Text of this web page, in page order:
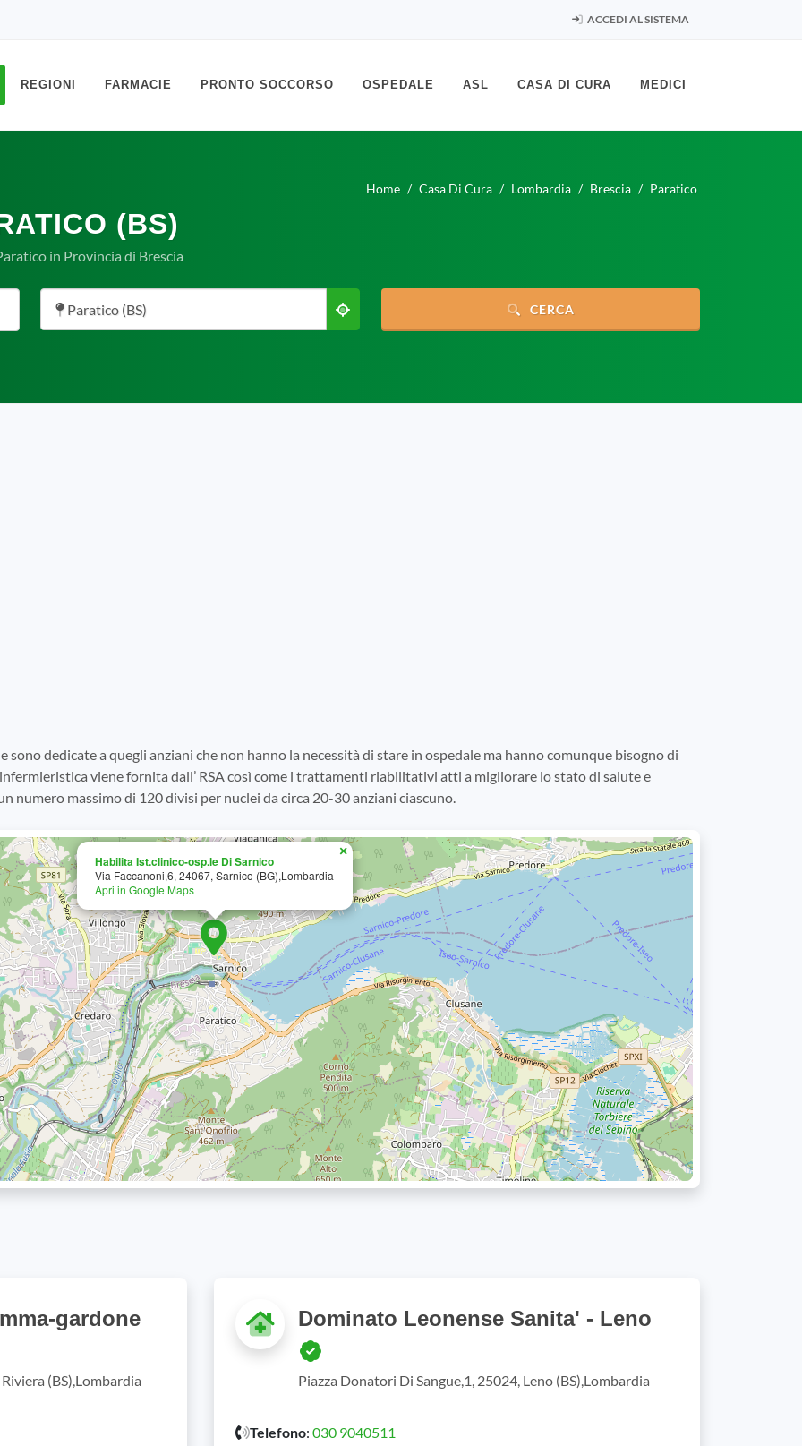
ACCEDI AL SISTEMA
REGIONI FARMACIE PRONTO SOCCORSO OSPEDALE ASL CASA DI CURA MEDICI
Home Casa Di Cura Lombardia Brescia Paratico
(BS)
in Provincia di Brescia
Paratico (BS) CERCA
dedicate a quegli anziani che non hanno la necessità di stare in ospedale ma hanno comunque bisogno di
viene fornita dall’ RSA così come i trattamenti riabilitativi atti a migliorare lo stato di salute e
numero massimo di 120 divisi per nuclei da circa 20-30 anziani ciascuno.
Habilita Ist.clinico-osp.le Di Sarnico
Via Faccanoni,6, 24067, Sarnico (BG),Lombardia
Apri in Google Maps
×
gardone
(BS),Lombardia
Dominato Leonense Sanita' - Leno
Piazza Donatori Di Sangue,1, 25024, Leno (BS),Lombardia
Telefono: 030 9040511